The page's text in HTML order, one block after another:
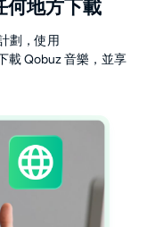
何地方下載
劃，使用
載 Qobuz 音樂，並享